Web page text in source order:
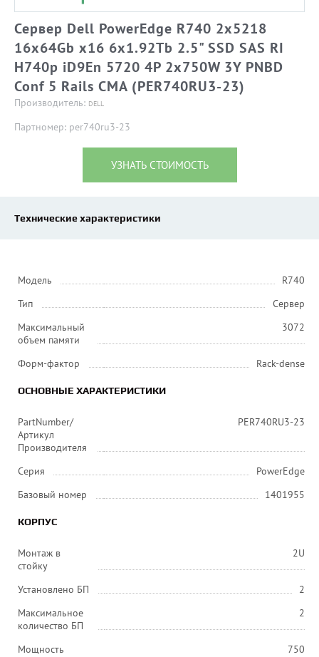
Сервер Dell PowerEdge R740 2x5218
16x64Gb x16 6x1.92Tb 2.5" SSD SAS RI
H740p iD9En 5720 4P 2x750W 3Y PNBD
Conf 5 Rails CMA (PER740RU3-23)
Производитель: DELL
Партномер: per740ru3-23
УЗНАТЬ СТОИМОСТЬ
Технические характеристики
Модель
R740
Тип
Сервер
Максимальный
объем памяти
3072
Форм-фактор Rack-dense
ОСНОВНЫЕ ХАРАКТЕРИСТИКИ
PartNumber/
Артикул
Производителя
PER740RU3-23
Серия
PowerEdge
Базовый номер
1401955
КОРПУС
Монтаж в
стойку
2U
Установлено БП
2
Максимальное
количество БП
2
Мощность
750